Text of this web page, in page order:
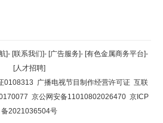
返回顶部
返回首页
]- [联系我们]- [广告服务]- [有色金属商务平台]-
[人才招聘]
0108313 广播电视节目制作经营许可证 互联
京公网安备11010802026470 京ICP
备2021036504号